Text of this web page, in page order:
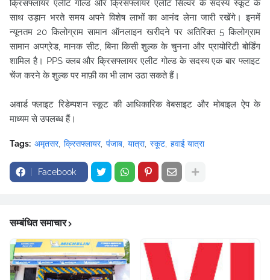
क्रिसफ्लायर एलीट गोल्ड और क्रिसफ्लायर एलीट सिल्वर के सदस्य स्कूट के
साथ उड़ान भरते समय अपने विशेष लाभों का आनंद लेना जारी रखेंगे। इनमें
न्यूनतम 20 किलोग्राम सामान ऑनलाइन खरीदने पर अतिरिक्त 5 किलोग्राम
सामान अपग्रेड, मानक सीट, बिना किसी शुल्क के चुनना और प्रायोरिटी बोर्डिंग
शामिल है। PPS क्लब और क्रिसफ्लायर एलीट गोल्ड के सदस्य एक बार फ्लाइट
चेंज करने के शुल्क पर माफ़ी का भी लाभ उठा सकते हैं।
अवार्ड फ्लाइट रिडेम्पशन स्कूट की आधिकारिक वेबसाइट और मोबाइल ऐप के
माध्यम से उपलब्ध हैं।
Tags: अमृतसर क्रिसफ्लायर पंजाब यात्रा स्कूट हवाई यात्रा
Facebook
सम्बंधित समाचार